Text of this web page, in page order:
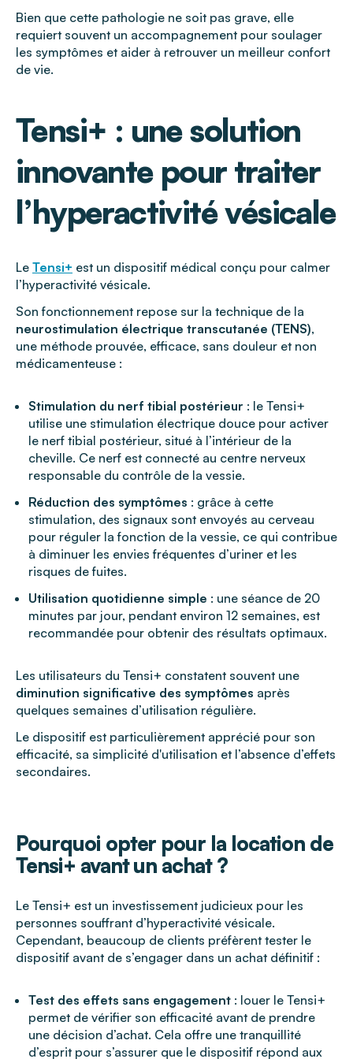
Bien que cette pathologie ne soit pas grave, elle
requiert souvent un accompagnement pour soulager
les symptômes et aider à retrouver un meilleur confort
de vie.
Tensi+ : une solution
innovante pour traiter
l’hyperactivité vésicale
Le Tensi+ est un dispositif médical conçu pour calmer
l’hyperactivité vésicale.
Son fonctionnement repose sur la technique de la
neurostimulation électrique transcutanée (TENS),
une méthode prouvée, efficace, sans douleur et non
médicamenteuse :
Stimulation du nerf tibial postérieur : le Tensi+
utilise une stimulation électrique douce pour activer
le nerf tibial postérieur, situé à l’intérieur de la
cheville. Ce nerf est connecté au centre nerveux
responsable du contrôle de la vessie.
Réduction des symptômes : grâce à cette
stimulation, des signaux sont envoyés au cerveau
pour réguler la fonction de la vessie, ce qui contribue
à diminuer les envies fréquentes d’uriner et les
risques de fuites.
Utilisation quotidienne simple : une séance de 20
minutes par jour, pendant environ 12 semaines, est
recommandée pour obtenir des résultats optimaux.
Les utilisateurs du Tensi+ constatent souvent une
diminution significative des symptômes après
quelques semaines d’utilisation régulière.
Le dispositif est particulièrement apprécié pour son
efficacité, sa simplicité d'utilisation et l’absence d’effets
secondaires.
Pourquoi opter pour la location de
Tensi+ avant un achat ?
Le Tensi+ est un investissement judicieux pour les
personnes souffrant d’hyperactivité vésicale.
Cependant, beaucoup de clients préfèrent tester le
dispositif avant de s’engager dans un achat définitif :
Test des effets sans engagement : louer le Tensi+
permet de vérifier son efficacité avant de prendre
une décision d’achat. Cela offre une tranquillité
d’esprit pour s’assurer que le dispositif répond aux